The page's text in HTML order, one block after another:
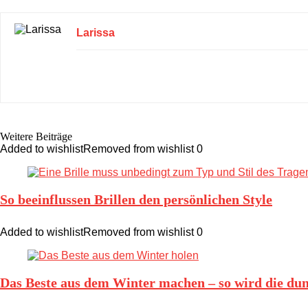
Larissa
Weitere Beiträge
Added to wishlistRemoved from wishlist 0
So beeinflussen Brillen den persönlichen Style
Added to wishlistRemoved from wishlist 0
Das Beste aus dem Winter machen – so wird die